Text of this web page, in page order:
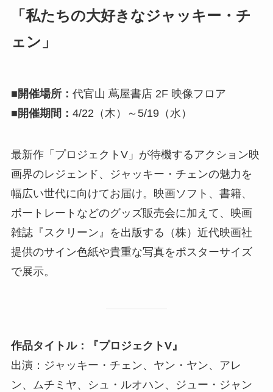
「私たちの大好きなジャッキー・チ
ェン」
■開催場所： 代官山 蔦屋書店 2F 映像フロア
■開催期間： 4/22（木）～5/19（水）
最新作「プロジェクトV」が待機するアクション映
画界のレジェンド、ジャッキー・チェンの魅力を
幅広い世代に向けてお届け。映画ソフト、書籍、
ポートレートなどのグッズ販売会に加えて、映画
雑誌『スクリーン』を出版する（株）近代映画社
提供のサイン色紙や貴重な写真をポスターサイズ
で展示。
作品タイトル：『プロジェクトV』
出演：ジャッキー・チェン、ヤン・ヤン、アレ
ン、ムチミヤ、シュ・ルオハン、ジュー・ジャン